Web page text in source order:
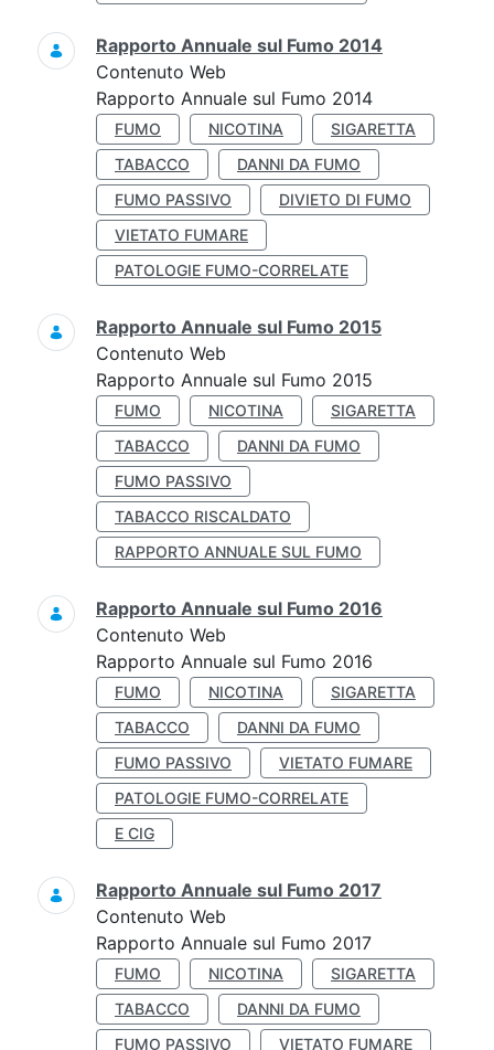
Rapporto Annuale sul Fumo 2014
Contenuto Web
Rapporto Annuale sul Fumo 2014
FUMO NICOTINA
SIGARETTA
TABACCO
DANNI DA FUMO
FUMO PASSIVO
DIVIETO DI FUMO
VIETATO FUMARE
PATOLOGIE FUMO-CORRELATE
Rapporto Annuale sul Fumo 2015
Contenuto Web
Rapporto Annuale sul Fumo 2015
FUMO NICOTINA
SIGARETTA
TABACCO
DANNI DA FUMO
FUMO PASSIVO
TABACCO RISCALDATO
RAPPORTO ANNUALE SUL FUMO
Rapporto Annuale sul Fumo 2016
Contenuto Web
Rapporto Annuale sul Fumo 2016
FUMO NICOTINA
SIGARETTA
TABACCO
DANNI DA FUMO
FUMO PASSIVO
VIETATO FUMARE
PATOLOGIE FUMO-CORRELATE
E CIG
Rapporto Annuale sul Fumo 2017
Contenuto Web
Rapporto Annuale sul Fumo 2017
FUMO NICOTINA
SIGARETTA
TABACCO
DANNI DA FUMO
FUMO PASSIVO
VIETATO FUMARE